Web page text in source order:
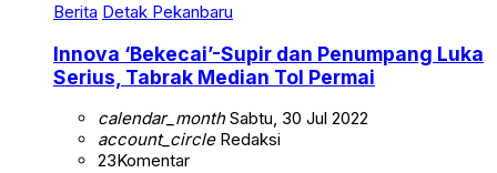
Berita Detak Pekanbaru
Innova ‘Bekecai’-Supir dan Penumpang Luka
Serius, Tabrak Median Tol Permai
calendar_monthSabtu, 30 Jul 2022
account_circleRedaksi
23Komentar